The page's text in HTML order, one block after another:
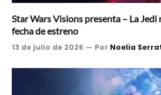
Star Wars Visions presenta – La
fecha de estreno
13 de julio de 2026 Por Noelia